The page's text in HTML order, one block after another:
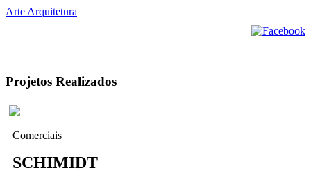
Arte Arquitetura
Projetos Realizados
Comerciais
SCHIMIDT